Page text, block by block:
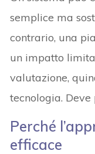
semplice ma
contrario, una
un impatto
valutazione,
tecnologia.
Perché
efficace